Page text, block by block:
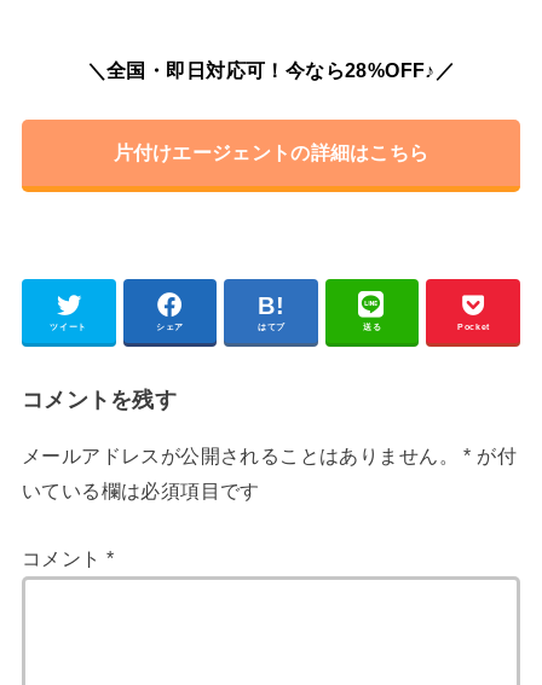
＼全国・即日対応可！今なら28%OFF♪／
片付けエージェントの詳細はこちら
ツイート シェア はてブ 送る Pocket
コメントを残す
メールアドレスが公開されることはありません。 * が付
いている欄は必須項目です
コメント *